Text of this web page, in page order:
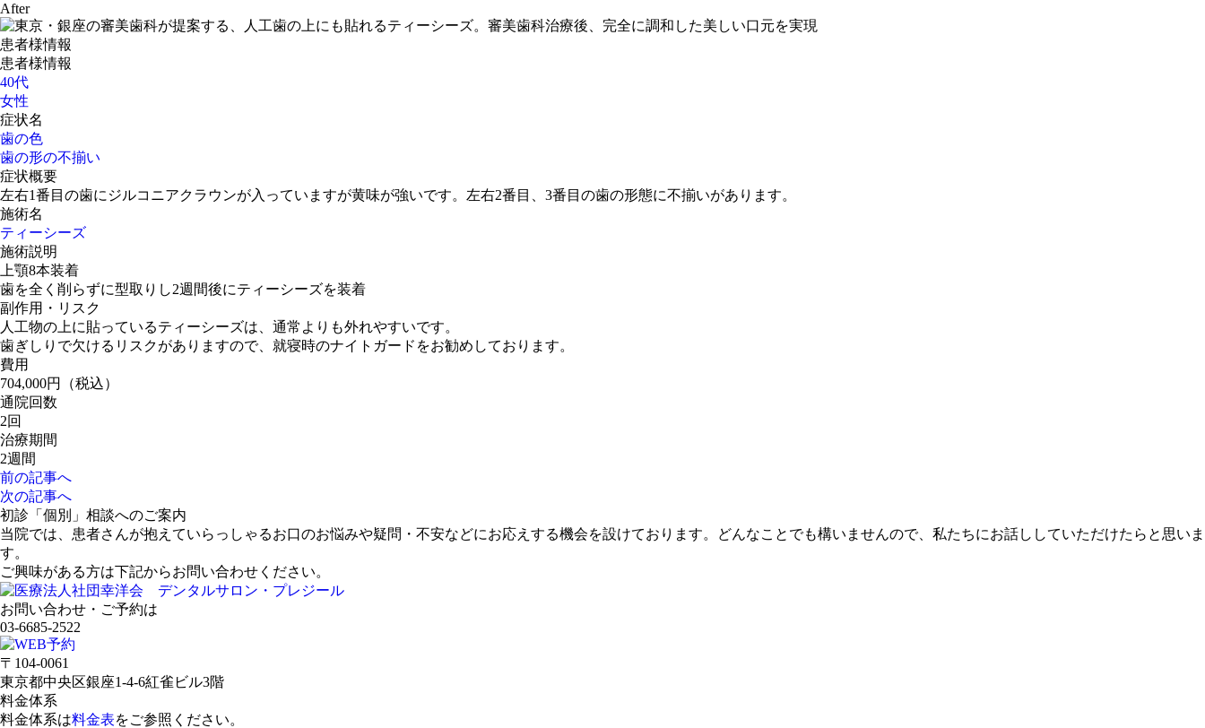
After
患者様情報
患者様情報
40代
女性
症状名
歯の色
歯の形の不揃い
症状概要
左右1番目の歯にジルコニアクラウンが入っていますが黄味が強いです。左右2番目、3番目の歯の形態に不揃いがあります。
施術名
ティーシーズ
施術説明
上顎8本装着
歯を全く削らずに型取りし2週間後にティーシーズを装着
副作用・リスク
人工物の上に貼っているティーシーズは、通常よりも外れやすいです。
歯ぎしりで欠けるリスクがありますので、就寝時のナイトガードをお勧めしております。
費用
704,000円（税込）
通院回数
2回
治療期間
2週間
前の記事へ
次の記事へ
初診「個別」相談へのご案内
当院では、患者さんが抱えていらっしゃるお口のお悩みや疑問・不安などにお応えする機会を設けております。どんなことでも構いませんので、私たちにお話ししていただけたらと思いま
す。
ご興味がある方は下記からお問い合わせください。
お問い合わせ・ご予約は
03-6685-2522
〒104-0061
東京都中央区銀座1-4-6紅雀ビル3階
料金体系
料金体系は料金表をご参照ください。